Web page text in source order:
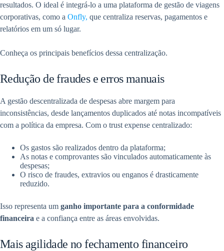
resultados. O ideal é integrá-lo a uma plataforma de gestão de viagens
corporativas, como a Onfly, que centraliza reservas, pagamentos e
relatórios em um só lugar.
Conheça os principais benefícios dessa centralização.
Redução de fraudes e erros manuais
A gestão descentralizada de despesas abre margem para
inconsistências, desde lançamentos duplicados até notas incompatíveis
com a política da empresa. Com o trust expense centralizado:
Os gastos são realizados dentro da plataforma;
As notas e comprovantes são vinculados automaticamente às
despesas;
O risco de fraudes, extravios ou enganos é drasticamente
reduzido.
Isso representa um ganho importante para a conformidade
financeira e a confiança entre as áreas envolvidas.
Mais agilidade no fechamento financeiro